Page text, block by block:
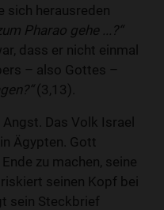
sich herausreden
Pharao gehe ...?“
dass er nicht einmal
– also Gottes –
(3,13).
Das Volk Israel
Ägypten. Gott
zu machen, seine
seinen Kopf bei
sein Steckbrief